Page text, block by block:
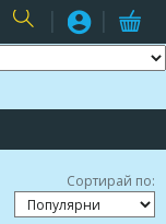
Сортирай по: